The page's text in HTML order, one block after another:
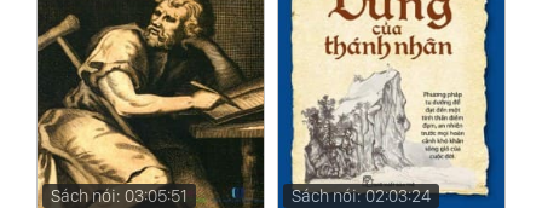
n
s
t
Sách nói: 02:03:24 Sách nói: 05:48:23